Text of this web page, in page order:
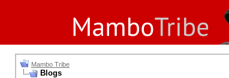
Mambo Tribe
Blogs